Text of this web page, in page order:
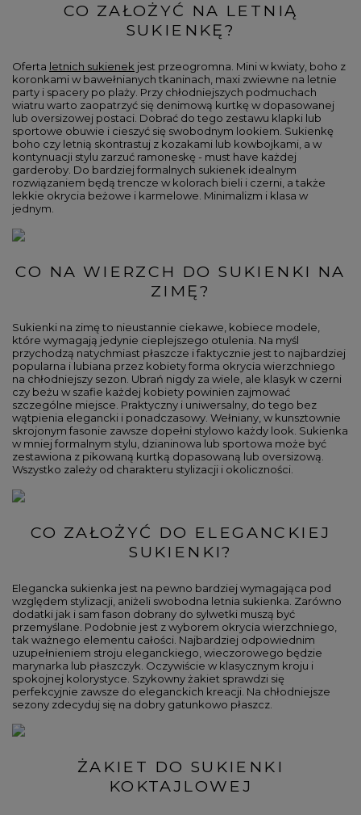
CO ZAŁOŻYĆ NA LETNIĄ
SUKIENKĘ?
Oferta letnich sukienek jest przeogromna. Mini w kwiaty, boho z
koronkami w bawełnianych tkaninach, maxi zwiewne na letnie
party i spacery po plaży. Przy chłodniejszych podmuchach
wiatru warto zaopatrzyć się denimową kurtkę w dopasowanej
lub oversizowej postaci. Dobrać do tego zestawu klapki lub
sportowe obuwie i cieszyć się swobodnym lookiem. Sukienkę
boho czy letnią skontrastuj z kozakami lub kowbojkami, a w
kontynuacji stylu zarzuć ramoneskę - must have każdej
garderoby. Do bardziej formalnych sukienek idealnym
rozwiązaniem będą trencze w kolorach bieli i czerni, a także
lekkie okrycia beżowe i karmelowe. Minimalizm i klasa w
jednym.
CO NA WIERZCH DO SUKIENKI NA
ZIMĘ?
Sukienki na zimę to nieustannie ciekawe, kobiece modele,
które wymagają jedynie cieplejszego otulenia. Na myśl
przychodzą natychmiast płaszcze i faktycznie jest to najbardziej
popularna i lubiana przez kobiety forma okrycia wierzchniego
na chłodniejszy sezon. Ubrań nigdy za wiele, ale klasyk w czerni
czy beżu w szafie każdej kobiety powinien zajmować
szczególne miejsce. Praktyczny i uniwersalny, do tego bez
wątpienia elegancki i ponadczasowy. Wełniany, w kunsztownie
skrojonym fasonie zawsze dopełni stylowo każdy look. Sukienka
w mniej formalnym stylu, dzianinowa lub sportowa może być
zestawiona z pikowaną kurtką dopasowaną lub oversizową.
Wszystko zależy od charakteru stylizacji i okoliczności.
CO ZAŁOŻYĆ DO ELEGANCKIEJ
SUKIENKI?
Elegancka sukienka jest na pewno bardziej wymagająca pod
względem stylizacji, aniżeli swobodna letnia sukienka. Zarówno
dodatki jak i sam fason dobrany do sylwetki muszą być
przemyślane. Podobnie jest z wyborem okrycia wierzchniego,
tak ważnego elementu całości. Najbardziej odpowiednim
uzupełnieniem stroju eleganckiego, wieczorowego będzie
marynarka lub płaszczyk. Oczywiście w klasycznym kroju i
spokojnej kolorystyce. Szykowny żakiet sprawdzi się
perfekcyjnie zawsze do eleganckich kreacji. Na chłodniejsze
sezony zdecyduj się na dobry gatunkowo płaszcz.
ŻAKIET DO SUKIENKI
KOKTAJLOWEJ